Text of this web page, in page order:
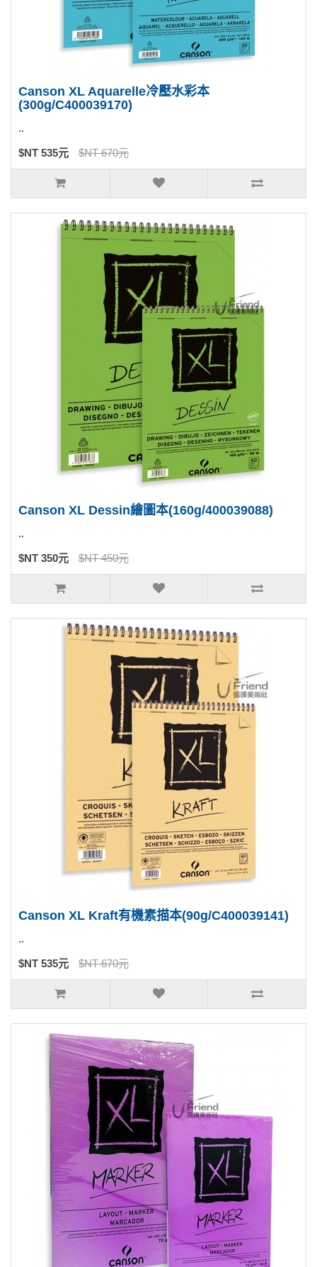
Canson XL Aquarelle冷壓水彩本
(300g/C400039170)
..
$NT 535元 $NT 670元
Canson XL Dessin繪圖本(160g/400039088)
..
$NT 350元 $NT 450元
Canson XL Kraft有機素描本(90g/C400039141)
..
$NT 535元 $NT 670元